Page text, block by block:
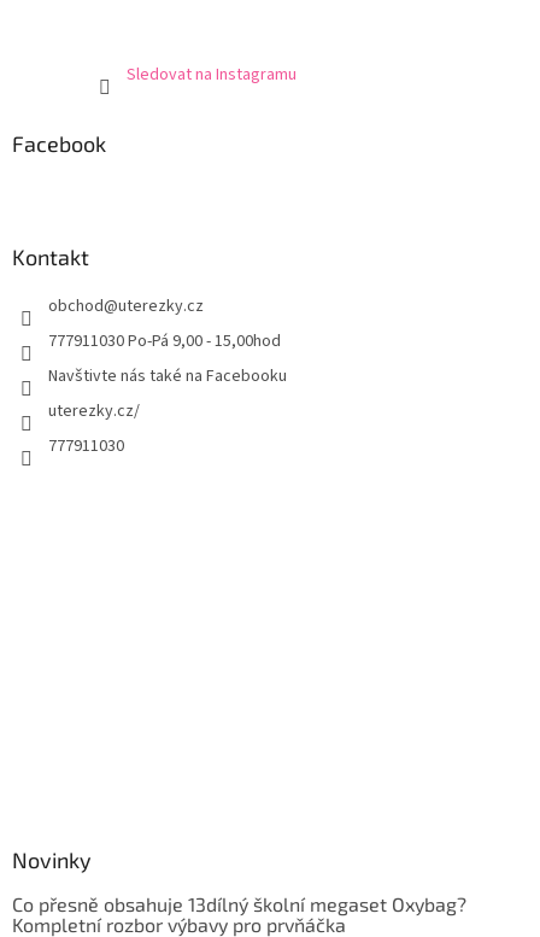
Sledovat na Instagramu
Facebook
Kontakt
obchod@uterezky.cz
777911030 Po-Pá 9,00 - 15,00hod
Navštivte nás také na Facebooku
uterezky.cz/
777911030
Novinky
Co přesně obsahuje 13dílný školní megaset Oxybag?
Kompletní rozbor výbavy pro prvňáčka